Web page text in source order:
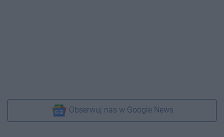
Obserwuj nas w Google News